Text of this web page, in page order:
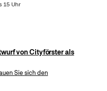
15 Uhr
von Cityförster als
Sie sich den